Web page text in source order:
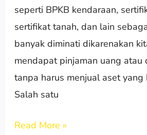
seperti BPKB kendaraan,
sertifikat tanah, dan lain
banyak diminati dikarenakan
mendapat pinjaman uang atau
tanpa harus menjual aset yang
Salah satu
Read More »